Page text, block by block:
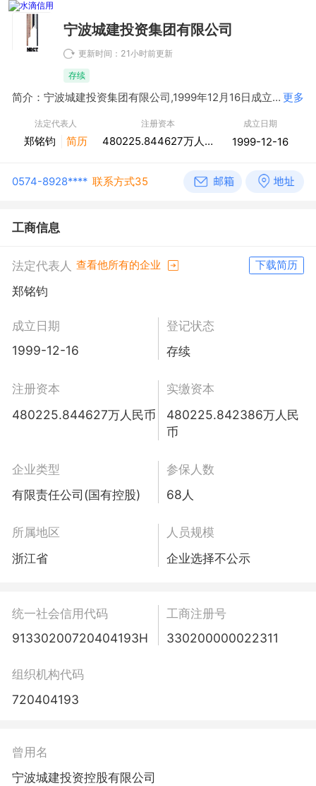
宁波城建投资集团有限公司
更新时间：21小时前更新
存续
简介：宁波城建投资集团有限公司,1999年12月16日成立，经营范围包括国有资产经营、管理；房地产开发、经营、租赁；实业项目投资。（依法须经批准的项目，经相关部门批准后方可开展经营活动） 更多
法定代表人
郑铭钧 简历
注册资本
480225.844627万人民币
成立日期
1999-12-16
0574-8928**** 联系方式35
工商信息
法定代表人 查看他所有的企业 下载简历
郑铭钧
成立日期
1999-12-16
登记状态
存续
注册资本
480225.844627万人民币
实缴资本
480225.842386万人民
币
企业类型
有限责任公司(国有控股)
参保人数
68人
所属地区
浙江省
人员规模
企业选择不公示
统一社会信用代码
91330200720404193H
工商注册号
330200000022311
组织机构代码
720404193
曾用名
宁波城建投资控股有限公司